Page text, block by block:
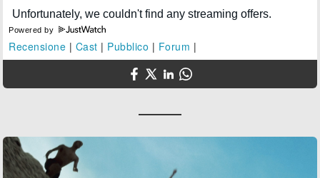
Powered by
Recensione | Cast | Pubblico | Forum |